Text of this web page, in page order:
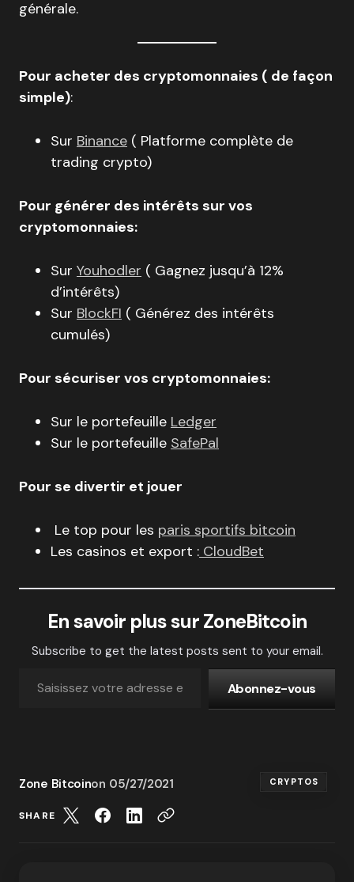
générale.
Pour acheter des cryptomonnaies ( de façon
simple):
Sur Binance ( Platforme complète de
trading crypto)
Pour générer des intérêts sur vos
cryptomonnaies:
Sur Youhodler ( Gagnez jusqu’à 12%
d’intérêts)
Sur BlockFI ( Générez des intérêts
cumulés)
Pour sécuriser vos cryptomonnaies:
Sur le portefeuille Ledger
Sur le portefeuille SafePal
Pour se divertir et jouer
Le top pour les paris sportifs bitcoin
Les casinos et export : CloudBet
En savoir plus sur ZoneBitcoin
Subscribe to get the latest posts sent to your email.
Abonnez-vous
Zone Bitcoinon 05/27/2021 CRYPTOS
SHARE